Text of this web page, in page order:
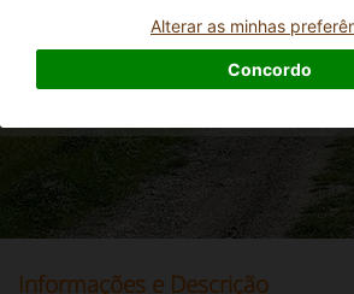
Alterar as minhas
Concordo
0Crianças
Informações e Descrição